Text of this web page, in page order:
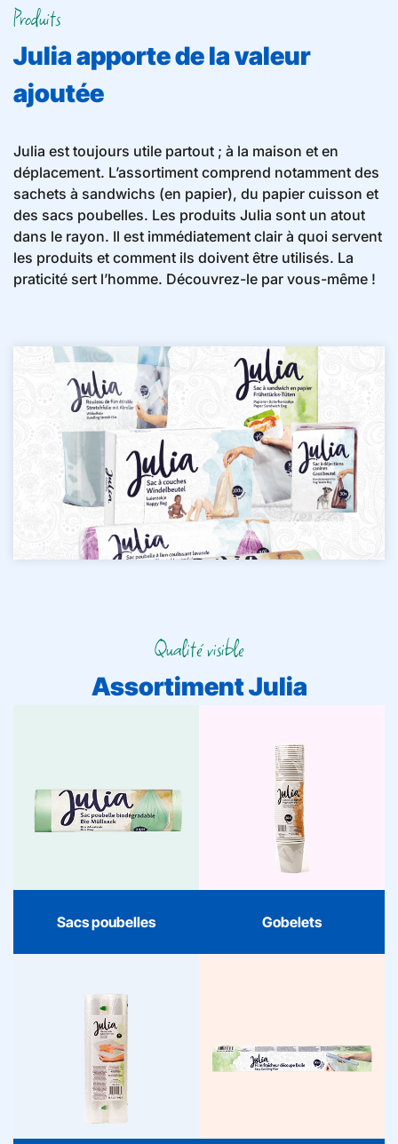
Produits
Julia apporte de la valeur
ajoutée
Julia est toujours utile partout ; à la maison et en
déplacement. L’assortiment comprend notamment des
sachets à sandwichs (en papier), du papier cuisson et
des sacs poubelles. Les produits Julia sont un atout
dans le rayon. Il est immédiatement clair à quoi servent
les produits et comment ils doivent être utilisés. La
praticité sert l’homme. Découvrez-le par vous-même !
Qualité visible
Assortiment Julia
Sacs poubelles
Les sacs poubelles Julia
sont solides, pratiques et
clairement
reconnaissables. Pour la
frais et contemporain.
Gobelets
Gobelets
Gobelets Julia : frais,
fonctionnels et toujours
pratiques. Clairs, fiables
et élégamment emballés.
Sacs sous vide
Les sacs sous vide Julia
gardent vos aliments frais
plus longtemps. Sans
BPA, solides et adaptés au
congélateur, micro-ondes
et sous-vide. Clairs, sûrs
Le film alimentaire Julia
maintient l’ordre dans